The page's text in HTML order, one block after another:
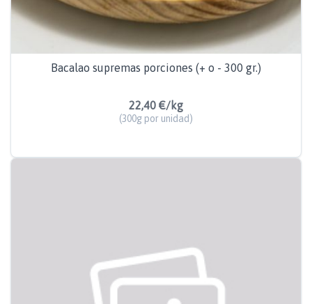
Bacalao supremas porciones (+ o - 300 gr.)
22,40 €/kg
(300g por unidad)